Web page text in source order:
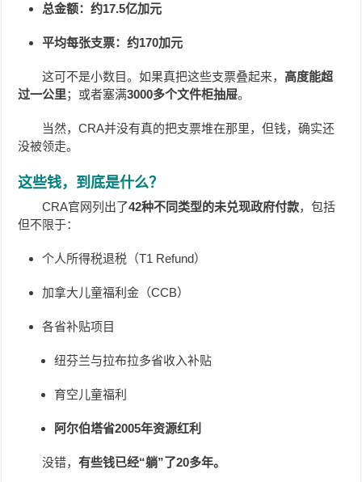
总金额：约17.5亿加元
平均每张支票：约170加元
这可不是小数目。如果真把这些支票叠起来，高度能超
过一公里；或者塞满3000多个文件柜抽屉。
当然，CRA并没有真的把支票堆在那里，但钱，确实还
没被领走。
这些钱，到底是什么？
CRA官网列出了42种不同类型的未兑现政府付款，包括
但不限于：
个人所得税退税（T1 Refund）
加拿大儿童福利金（CCB）
各省补贴项目
纽芬兰与拉布拉多省收入补贴
育空儿童福利
阿尔伯塔省2005年资源红利
没错，有些钱已经“躺”了20多年。